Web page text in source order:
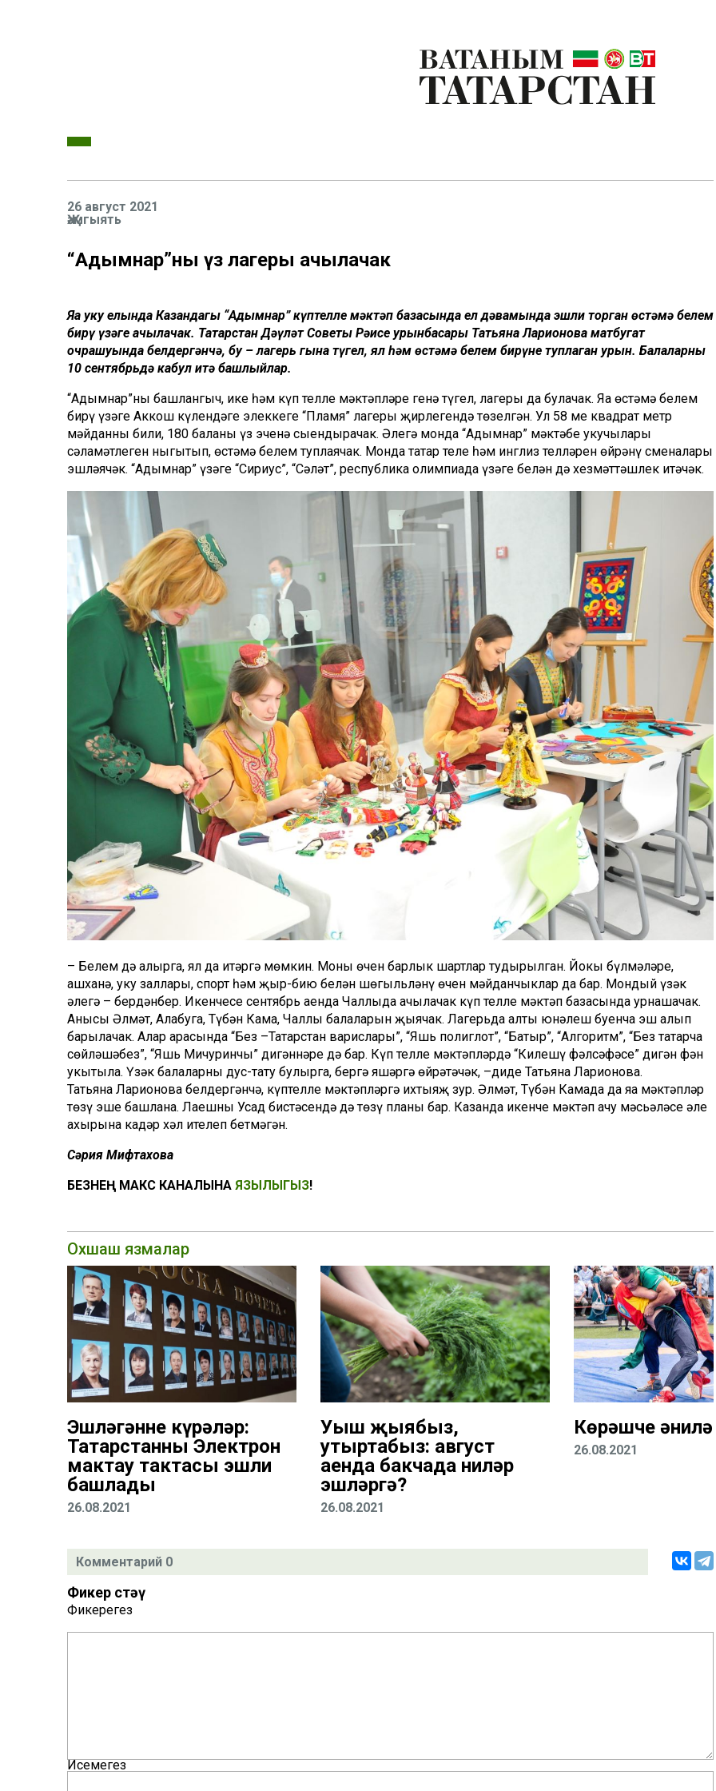
26 август 2021
Җәмгыять
“Адымнар”ның үз лагеры ачылачак
Яңа уку елында Казандагы “Адымнар” күптелле мәктәп базасында ел дәвамында эшли торган өстәмә белем
бирү үзәге ачылачак. Татарстан Дәүләт Советы Рәисе урынбасары Татьяна Ларионова матбугат
очрашуында белдергәнчә, бу – лагерь гына түгел, ял һәм өстәмә белем бирүне туплаган урын. Балаларны
10 сентябрьдә кабул итә башлыйлар.
“Адымнар”ның башлангыч, ике һәм күп телле мәктәпләре генә түгел, лагеры да булачак. Яңа өстәмә белем
бирү үзәге Аккош күлендәге элеккеге “Пламя” лагеры җирлегендә төзелгән. Ул 58 мең квадрат метр
мәйданны били, 180 баланы үз эченә сыендырачак. Әлегә монда “Адымнар” мәктәбе укучылары
сәламәтлеген ныгытып, өстәмә белем туплаячак. Монда татар теле һәм инглиз телләрен өйрәнү сменалары
эшләячәк. “Адымнар” үзәге “Сириус”, “Сәләт”, республика олимпиада үзәге белән дә хезмәттәшлек итәчәк.
– Белем дә алырга, ял да итәргә мөмкин. Моның өчен барлык шартлар тудырылган. Йокы бүлмәләре,
ашханә, уку заллары, спорт һәм җыр-бию белән шөгыльләнү өчен мәйданчыклар да бар. Мондый үзәк
әлегә – бердәнбер. Икенчесе сентябрь аенда Чаллыда ачылачак күп телле мәктәп базасында урнашачак.
Анысы Әлмәт, Алабуга, Түбән Кама, Чаллы балаларын җыячак. Лагерьда алты юнәлеш буенча эш алып
барылачак. Алар арасында “Без –Татарстан варислары”, “Яшь полиглот”, “Батыр”, “Алгоритм”, “Без татарча
сөйләшәбез”, “Яшь Мичуринчы” дигәннәре дә бар. Күп телле мәктәпләрдә “Килешү фәлсәфәсе” дигән фән
укытыла. Үзәк балаларны дус-тату булырга, бергә яшәргә өйрәтәчәк, –диде Татьяна Ларионова.
Татьяна Ларионова белдергәнчә, күптелле мәктәпләргә ихтыяҗ зур. Әлмәт, Түбән Камада да яңа мәктәпләр
төзү эше башлана. Лаешның Усад бистәсендә дә төзү планы бар. Казанда икенче мәктәп ачу мәсьәләсе әле
ахырына кадәр хәл ителеп бетмәгән.
Сәрия Мифтахова
БЕЗНЕҢ МАКС КАНАЛЫНА ЯЗЫЛЫГЫЗ!
Охшаш язмалар
Эшләгәнне күрәләр:
Татарстанның Электрон
мактау тактасы эшли
башлады
26.08.2021
Уңыш җыябыз,
утыртабыз: август
аенда бакчада ниләр
эшләргә?
26.08.2021
Көрәшче
26.08.2021
Комментарий 0
Фикер өстәү
Фикерегез
Исемегез